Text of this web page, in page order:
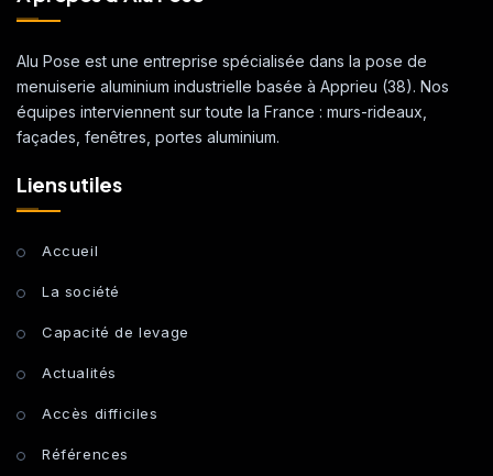
Alu Pose est une entreprise spécialisée dans la pose de
menuiserie aluminium industrielle basée à Apprieu (38). Nos
équipes interviennent sur toute la France : murs-rideaux,
façades, fenêtres, portes aluminium.
Liens utiles
Accueil
La société
Capacité de levage
Actualités
Accès difficiles
Références